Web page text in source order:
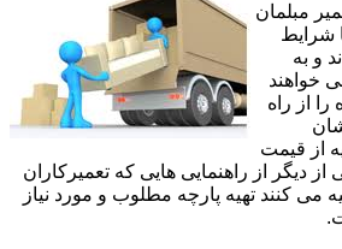
مبلمان
شرایط
و به
خواهند
از راه
از قیمت
دیگر از راهنمایی هایی که تعمیرکاران
می کنند تهیه پارچه مطلوب و مورد نیاز